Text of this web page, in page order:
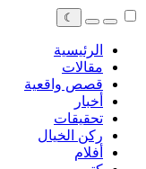
☾
الرئيسية
مقالات
قصص واقعية
أخبار
تحقيقات
ركن الخيال
أفلام